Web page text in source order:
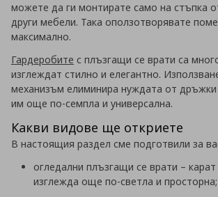
можете да ги монтирате само на стъпка
други мебели. Така оползотворявате
максимално.
Гардеробите с плъзгащи се врати са
изглеждат стилно и елегантно.
механизъм елиминира нуждата от дръжки
им още по-семпла и универсална.
Какви видове ще откриете
В настоящия раздел сме подготвили за
огледални плъзгащи се врати –
изглежда още по-светла и просторна;